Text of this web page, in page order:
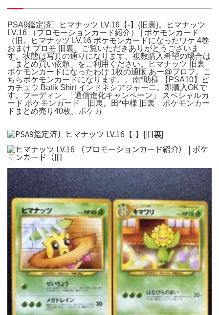
PSA9鑑定済〕ヒマナッツ LV.16【-】{旧裏}。ヒマナッツ
LV.16 （プロモーションカード紹介） | ポケモンカード
（旧。ヒマナッツ LV.16 ポケモンカードになったワケ 4巻
おまけ プロモ 旧裏。ご覧いただきありがとうございま
す。状態は写真の通りになります。複数購入希望の場合は
「まとめ買い依頼」をご利用ください。ヒマナッツ 旧裏
ポケモンカードになったわけ 1枚の通販 あー@プロフ。こ
ちらポケモンカードになります。。南*助様 【PSA10】ピ
カチュウ Batik Shirt インドネシアジャーニ。即購入OKで
す。フーディン_「通信進化キャンペーン」 スペシャルカ
ード ポケモンカード 旧裏。田*中様 旧裏 ポケモンカー
ドまとめ売り40枚。ポケカ